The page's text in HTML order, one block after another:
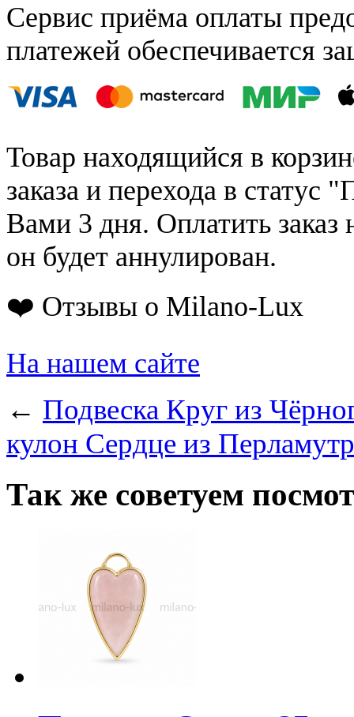
Сервис приёма оплаты
платежей обеспечивается
Товар находящийся в
заказа и перехода в статус
Вами 3 дня. Оплатить заказ
он будет аннулирован.
❤️ Отзывы о Milano-Lux
На нашем сайте
← Подвеска Круг из
кулон Сердце из
Так же советуем